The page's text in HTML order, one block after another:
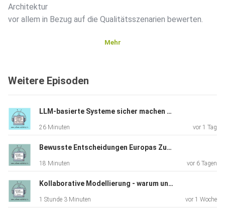
Architektur
vor allem in Bezug auf die Qualitätsszenarien bewerten.
Weitere Folgen zur iSAQB Advanced Beispielaufgabe
Qualitätsanforderungen
Lösungsstrategie
Technischer Kontext und fachliche Aufteilung
Mehr
Weitere Episoden
LLM-basierte Systeme sicher machen mit Sönke Magnussen
26 Minuten vor 1 Tag
Bewusste Entscheidungen Europas Zukunft liegt in unseren Händen (TechRiders Summit Special)
18 Minuten vor 6 Tagen
Kollaborative Modellierung - warum und wie funktioniert Event Storming in der Praxis
1 Stunde 3 Minuten vor 1 Woche